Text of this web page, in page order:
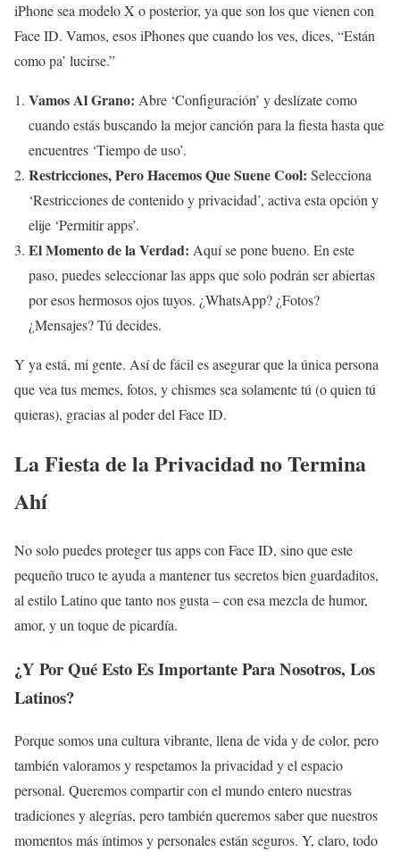
iPhone sea modelo X o posterior, ya que son los que vienen con
Face ID. Vamos, esos iPhones que cuando los ves, dices, “Están
como pa’ lucirse.”
Vamos Al Grano: Abre ‘Configuración’ y deslízate como
cuando estás buscando la mejor canción para la fiesta hasta que
encuentres ‘Tiempo de uso’.
Restricciones, Pero Hacemos Que Suene Cool: Selecciona
‘Restricciones de contenido y privacidad’, activa esta opción y
elije ‘Permitir apps’.
El Momento de la Verdad: Aquí se pone bueno. En este
paso, puedes seleccionar las apps que solo podrán ser abiertas
por esos hermosos ojos tuyos. ¿WhatsApp? ¿Fotos?
¿Mensajes? Tú decides.
Y ya está, mi gente. Así de fácil es asegurar que la única persona
que vea tus memes, fotos, y chismes sea solamente tú (o quien tú
quieras), gracias al poder del Face ID.
La Fiesta de la Privacidad no Termina
Ahí
No solo puedes proteger tus apps con Face ID, sino que este
pequeño truco te ayuda a mantener tus secretos bien guardaditos,
al estilo Latino que tanto nos gusta – con esa mezcla de humor,
amor, y un toque de picardía.
¿Y Por Qué Esto Es Importante Para Nosotros, Los
Latinos?
Porque somos una cultura vibrante, llena de vida y de color, pero
también valoramos y respetamos la privacidad y el espacio
personal. Queremos compartir con el mundo entero nuestras
tradiciones y alegrías, pero también queremos saber que nuestros
momentos más íntimos y personales están seguros. Y, claro, todo